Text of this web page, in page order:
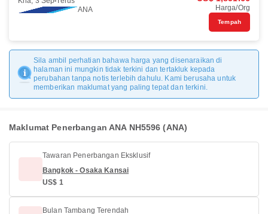
ANA
Harga/Org
Tempah
Sila ambil perhatian bahawa harga yang disenaraikan di
halaman ini mungkin tidak terkini dan tertakluk kepada
perubahan tanpa notis terlebih dahulu. Kami berusaha untuk
memberikan maklumat yang paling tepat dan terkini.
Maklumat Penerbangan ANA NH5596 (ANA)
Tawaran Penerbangan Eksklusif
Bangkok - Osaka Kansai
US$ 1
Bulan Tambang Terendah